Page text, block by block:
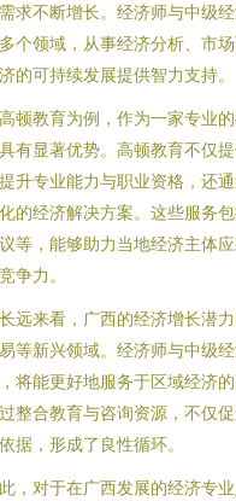
求不断增长。经济师与中级
个领域，从事经济分析、市
的可持续发展提供智力支持。
顿教育为例，作为一家专业
有显著优势。高顿教育不仅
升专业能力与职业资格，还
的经济解决方案。这些服务
等，能够助力当地经济主体
争力。
远来看，广西的经济增长潜
等新兴领域。经济师与中级
将能更好地服务于区域经济
整合教育与咨询资源，不仅
据，形成了良性循环。
，对于在广西发展的经济专